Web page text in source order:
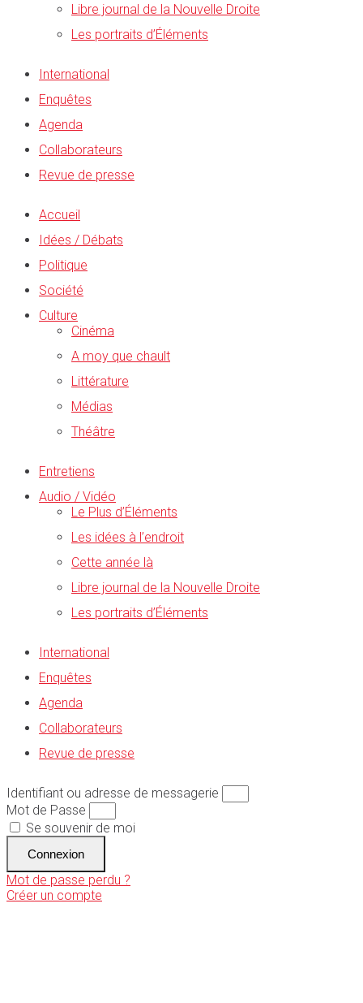
Libre journal de la Nouvelle Droite
Les portraits d’Éléments
International
Enquêtes
Agenda
Collaborateurs
Revue de presse
Accueil
Idées / Débats
Politique
Société
Culture
Cinéma
A moy que chault
Littérature
Médias
Théâtre
Entretiens
Audio / Vidéo
Le Plus d’Éléments
Les idées à l’endroit
Cette année là
Libre journal de la Nouvelle Droite
Les portraits d’Éléments
International
Enquêtes
Agenda
Collaborateurs
Revue de presse
Identifiant ou adresse de messagerie
Mot de Passe
Se souvenir de moi
Connexion
Mot de passe perdu ?
Créer un compte